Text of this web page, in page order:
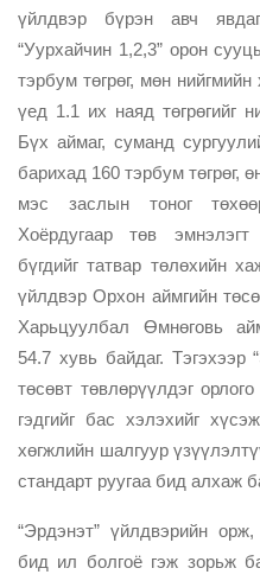
үйлдвэр бүрэн авч
“Уурхайчин 1,2,3” орон
тэрбум төгрөг, мөн
үед 1.1 их наяд төгрөгийг
Бүх аймаг, суманд
барихад 160 тэрбум төгрөг,
мэс заслын тоног
Хоёрдугаар төв
бүгдийг татвар төлөхийн
үйлдвэр Орхон аймгийн
Харьцуулбал Өмнөговь
54.7 хувь байдаг. Тэгэхээр
төсөвт төвлөрүүлдэг
гэдгийг бас хэлэхийг
хөгжлийн шалгуур
стандарт руугаа бид алхаж
“Эрдэнэт” үйлдвэрийн
бид ил болгоё гэж зорьж